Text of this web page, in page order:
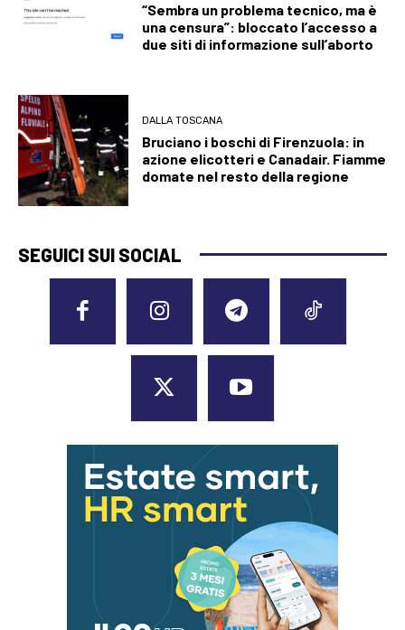
“Sembra un problema tecnico, ma è
una censura”: bloccato l’accesso a
due siti di informazione sull’aborto
DALLA TOSCANA
Bruciano i boschi di Firenzuola: in
azione elicotteri e Canadair. Fiamme
domate nel resto della regione
SEGUICI SUI SOCIAL